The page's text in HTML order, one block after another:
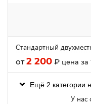
Стандартный
от2 200 ₽ цена за
Ещё 2 категории
У нас